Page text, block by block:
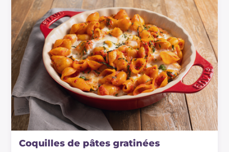
Coquilles de pâtes gratinées